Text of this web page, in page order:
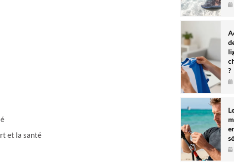
et la santé
?